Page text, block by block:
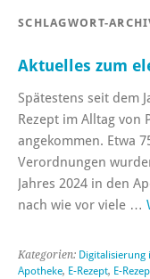
SCHLAGWORT-
Aktuelles zum
Spätestens seit dem
Rezept im Alltag von
angekommen. Etwa
Verordnungen
Jahres 2024 in den
nach wie vor viele …
Kategorien: Digitalisierung
Apotheke, E-Rezept, E-